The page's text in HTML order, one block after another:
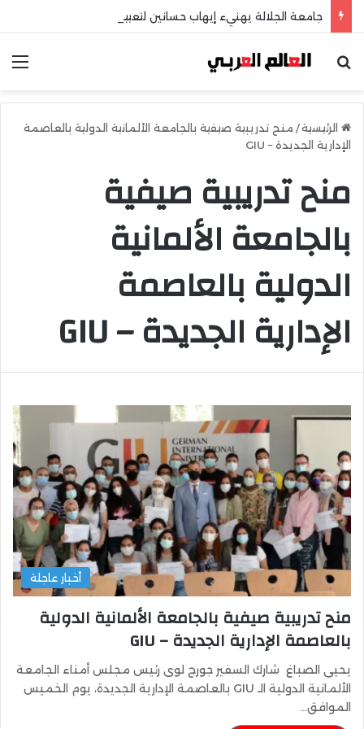
بحث عن
الرئيسية/ منح تدريبية صيفية بالجامعة الألمانية الدولية بالعاصمة
الإدارية الجديدة – GIU
منح تدريبية صيفية
بالجامعة الألمانية
الدولية بالعاصمة
الإدارية الجديدة – GIU
أخبار عاجلة
منح تدريبية صيفية بالجامعة الألمانية الدولية
بالعاصمة الإدارية الجديدة – GIU
يحيى الصباغ شارك السفير جورج لوى رئيس مجلس أمناء الجامعة
الألمانية الدولية الـ GIU بالعاصمة الإدارية الجديدة، يوم الخميس
الموافق…